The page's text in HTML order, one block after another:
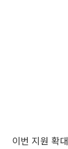
이번 지원 확